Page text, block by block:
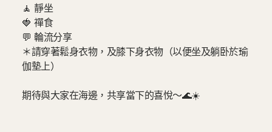
🧘 靜坐
🍓 禪食
💬 輪流分享
＊請穿著鬆身衣物，及膝下身衣物（以便坐及躺卧於瑜
伽墊上）
期待與大家在海邊，共享當下的喜悅～🌊☀️